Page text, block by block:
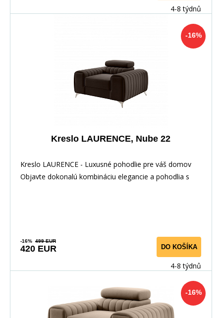
4-8 týdnů
-16%
Kreslo LAURENCE, Nube 22
Kreslo LAURENCE - Luxusné pohodlie pre váš domov
Objavte dokonalú kombináciu elegancie a pohodlia s
-16% 499 EUR
420 EUR DO KOŠÍKA
4-8 týdnů
-16%